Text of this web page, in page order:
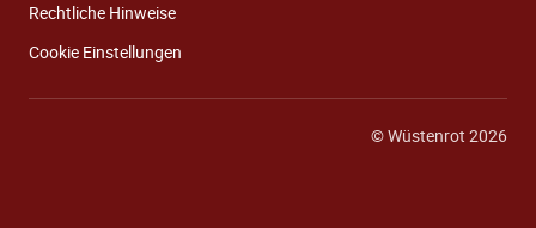
Rechtliche Hinweise
Cookie Einstellungen
© Wüstenrot 2026